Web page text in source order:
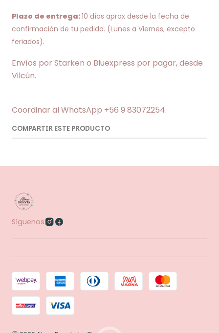
Plazo de entrega:10 días aprox desde la fecha de
confirmación de tu pedido. (Lunes a Viernes, excepto
feriados).
Envíos por Starken o Bluexpress por pagar, desde
Vilcún.
Coordinar al WhatsApp +56 9 83072254.
COMPARTIR ESTE PRODUCTO
Síguenos